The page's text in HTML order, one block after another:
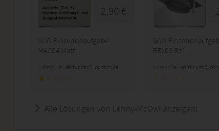
2,90 €
SGD Einsendeaufgabe
MAC04 Math...
Abitur und Hochschule
SGD
REL03 Reli...
Abitur und
Alle Lösungen von Lenny-McOwl anzeigen!